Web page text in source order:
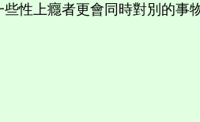
性上癮者更會同時對別的事